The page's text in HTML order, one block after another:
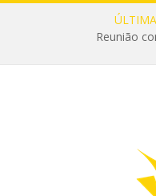
Reunião